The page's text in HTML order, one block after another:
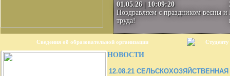
01.05.26| 10:09:20
Поздравляем с праздником весны и
труда!
Сведения об образовательной организации Студенту
НОВОСТИ
12.08.21 СЕЛЬСКОХОЗЯЙСТВЕННАЯ